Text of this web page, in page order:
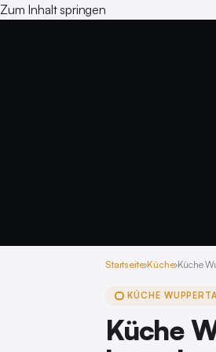
Zum Inhalt springen
Startseite›Küche›Küche
KÜCHE
Küche